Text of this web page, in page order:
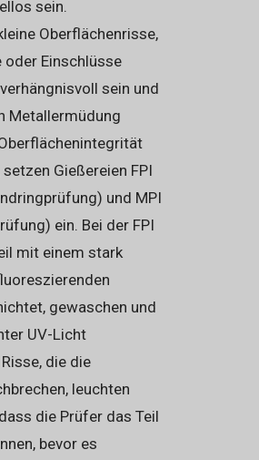
sein.
Oberflächenrisse,
oder Einschlüsse
sein und
Metallermüdung
Gießereien FPI
und MPI
ein. Bei der FPI
mit einem stark
gewaschen und
UV-Licht
die die
leuchten
die Prüfer das Teil
bevor es